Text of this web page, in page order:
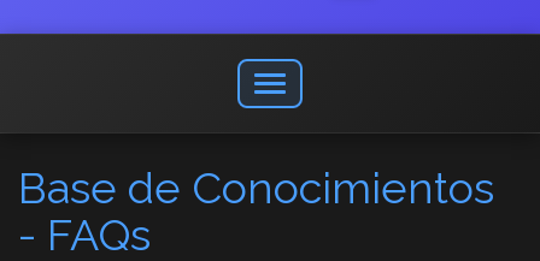
Abrir
o
menú
de
Base de Conocimientos
- FAQs